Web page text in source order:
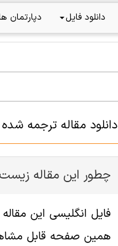
دانلود فایل دپارتمان
دانلود مقاله ترجمه شده STAIRS: یک منبع ژنتیکی جدید برای مطالعات ژنومیک کارکردی Arabidopsis
چطور این مقاله
همین صفحه قابل